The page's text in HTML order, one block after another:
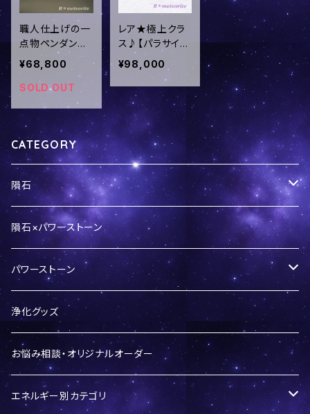
職人仕上げの一
点物ペンダント
トップ【パラサイ
ト隕石(セイムチ
ャン)】＜ステン
レス製チェーンo
r革紐セット＞in
s-150
¥68,800
SOLD OUT
レア★極上クラ
ス♪【パラサイト
隕石(セイムチャ
ン)】スライスカッ
ト／ins-118
¥98,000
CATEGORY
隕石
隕石パウダー
ギベオン
ペンダントトップ
リング
パラサイト隕石
セリコ
セイムチャン
カンポデルシエロ
隕石×パワーストーン
パワーストーン
バースデーシリーズ
LOVEシリーズ
開運ブレスレット
浄化グッズ
お悩み相談・オリジナルオーダー
エネルギー別カテゴリ